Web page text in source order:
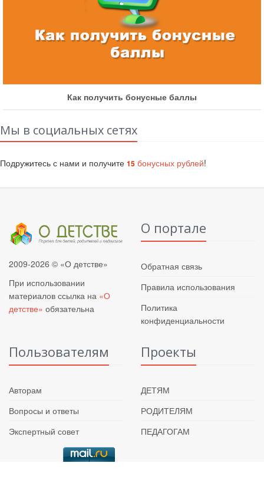
Как получить бонусные баллы
Мы в социальных сетях
Подружитесь с нами и получите 15 бонусных рублей!
2009-2026 © «О детстве»
При использовании
материалов ссылка на «О
детстве» обязательна
О портале
Обратная связь
Правила использования
Политика
конфиденциальности
Пользователям
Авторам
Вопросы и ответы
Экспертный совет
Проекты
ДЕТЯМ
РОДИТЕЛЯМ
ПЕДАГОГАМ